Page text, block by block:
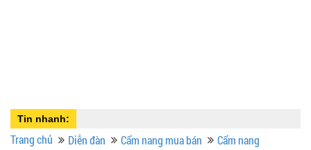
Tin nhanh:
Trang chủ Diễn đàn Cẩm nang mua bán Cẩm nang